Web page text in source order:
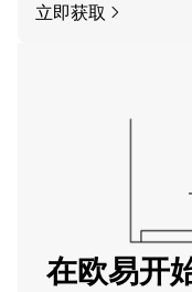
立即获取
在欧易开